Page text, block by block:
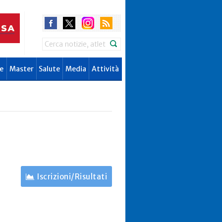
Search
Master Salute Media Attività
Iscrizioni/Risultati